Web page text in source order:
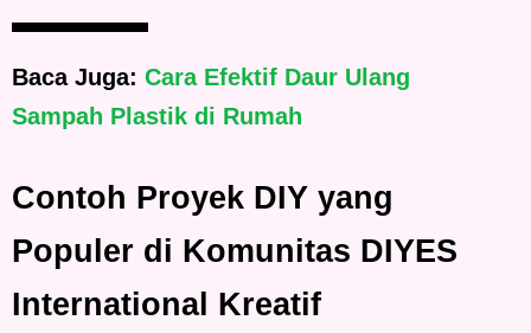
Baca Juga: Cara Efektif Daur Ulang
Sampah Plastik di Rumah
Contoh Proyek DIY yang
Populer di Komunitas DIYES
International Kreatif